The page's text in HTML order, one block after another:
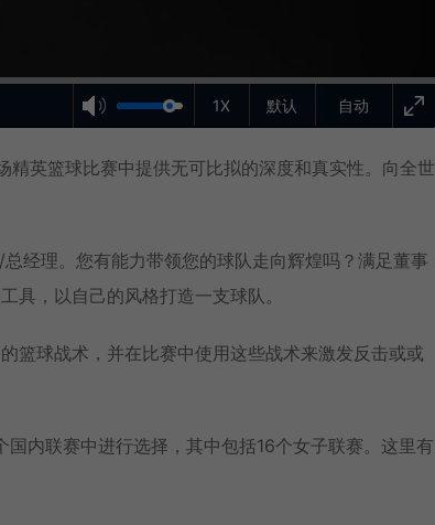
自动
1X 默认
英篮球比赛中提供无可比拟的深度和真实性。向全世
经理。您有能力带领您的球队走向辉煌吗？满足董事
具，以自己的风格打造一支球队。
篮球战术，并在比赛中使用这些战术来激发反击或或
内联赛中进行选择，其中包括16个女子联赛。这里有